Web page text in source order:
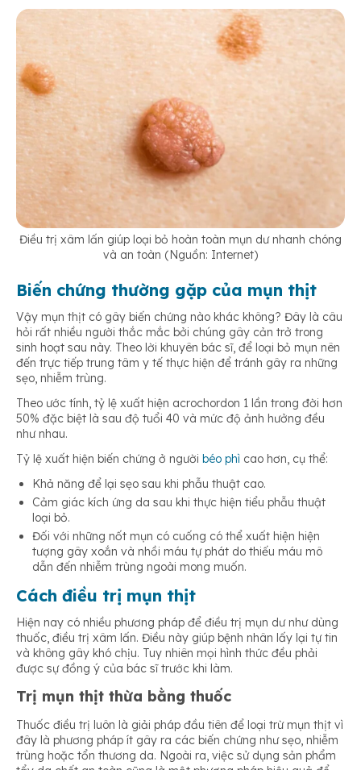
Điều trị xâm lấn giúp loại bỏ hoàn toàn mụn dư nhanh chóng
và an toàn (Nguồn: Internet)
Biến chứng thường gặp của mụn thịt
Vậy mụn thịt có gây biến chứng nào khác không? Đây là câu
hỏi rất nhiều người thắc mắc bởi chúng gây cản trở trong
sinh hoạt sau này. Theo lời khuyên bác sĩ, để loại bỏ mụn nên
đến trực tiếp trung tâm y tế thực hiện để tránh gây ra những
sẹo, nhiễm trùng.
Theo ước tính, tỷ lệ xuất hiện acrochordon 1 lần trong đời hơn
50% đặc biệt là sau độ tuổi 40 và mức độ ảnh hưởng đều
như nhau.
Tỷ lệ xuất hiện biến chứng ở người béo phì cao hơn, cụ thể:
Khả năng để lại sẹo sau khi phẫu thuật cao.
Cảm giác kích ứng da sau khi thực hiện tiểu phẫu thuật
loại bỏ.
Đối với những nốt mụn có cuống có thể xuất hiện hiện
tượng gây xoắn và nhồi máu tự phát do thiếu máu mô
dẫn đến nhiễm trùng ngoài mong muốn.
Cách điều trị mụn thịt
Hiện nay có nhiều phương pháp để điều trị mụn dư như dùng
thuốc, điều trị xâm lấn. Điều này giúp bệnh nhân lấy lại tự tin
và không gây khó chịu. Tuy nhiên mọi hình thức đều phải
được sự đồng ý của bác sĩ trước khi làm.
Trị mụn thịt thừa bằng thuốc
Thuốc điều trị luôn là giải pháp đầu tiên để loại trừ mụn thịt vì
đây là phương pháp ít gây ra các biến chứng như sẹo, nhiễm
trùng hoặc tổn thương da. Ngoài ra, việc sử dụng sản phẩm